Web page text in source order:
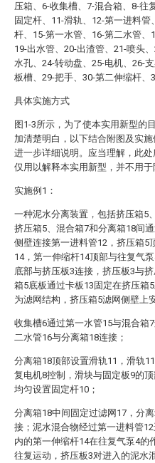
压箱、6-收集槽、7-混合箱、8-往
固定杆、11-滑轨、12-第一进料
杆、15-第一水管、16-第二水管、
19-出水管、20-出渣管、21-喷头
水孔、24-转动盘、25-电机、26-
板槽、29-把手、30-第二伸缩杆、
具体实施方式
图1-3所示，为了使本实用新型的
加清楚明白，以下结合附图及实
进一步详细说明。应当理解，此
仅用以解释本实用新型，并不用于
实施例1：
一种泥水分离装置，包括挤压箱5
挤压箱5、混合箱7和分离箱18间
侧壁连接第一进料管12，挤压箱5
14，第一伸缩杆14顶部与往复气
底部与挤压板3连接，挤压板3与
箱5底板通过卡板13固定在挤压箱
为滤网结构，挤压箱5滤网侧壁上
收集槽6通过第一水管15与混合箱
二水管16与分离箱18连接；
分离箱18顶部设置滑轨11，滑轨
复电机8控制，滑块与固定板9的
均匀设置固定杆10；
分离箱18中间固定过滤网17，分
接；泥水混合物经过第一进料管
内的第一伸缩杆14在往复气泵4的
往复运动，挤压板3对进入的泥水